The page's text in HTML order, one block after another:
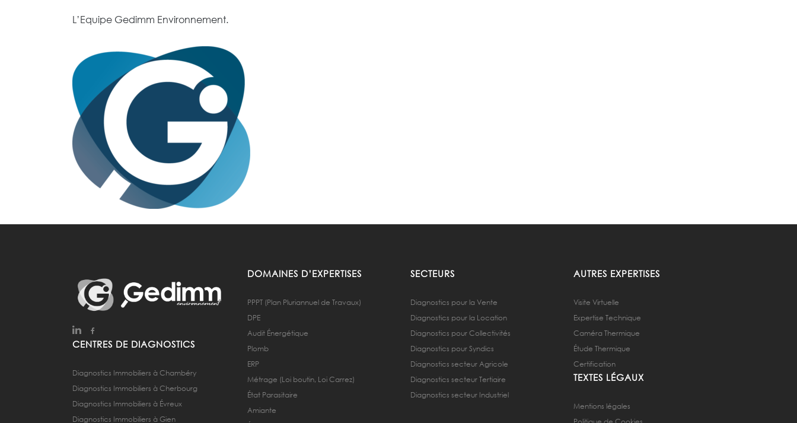
L’Equipe Gedimm Environnement.
CENTRES DE DIAGNOSTICS
Diagnostics Immobiliers à Chambéry
Diagnostics Immobiliers à Cherbourg
Diagnostics Immobiliers à Évreux
Diagnostics Immobiliers à Gien
DOMAINES D’EXPERTISES
PPPT (Plan Pluriannuel de Travaux)
DPE
Audit Énergétique
Plomb
ERP
Métrage (Loi boutin, Loi Carrez)
État Parasitaire
Amiante
SECTEURS
Diagnostics pour la Vente
Diagnostics pour la Location
Diagnostics pour Collectivités
Diagnostics pour Syndics
Diagnostics secteur Agricole
Diagnostics secteur Tertiaire
Diagnostics secteur Industriel
AUTRES EXPERTISES
Visite Virtuelle
Expertise Technique
Caméra Thermique
Étude Thermique
Certification
TEXTES LÉGAUX
Mentions légales